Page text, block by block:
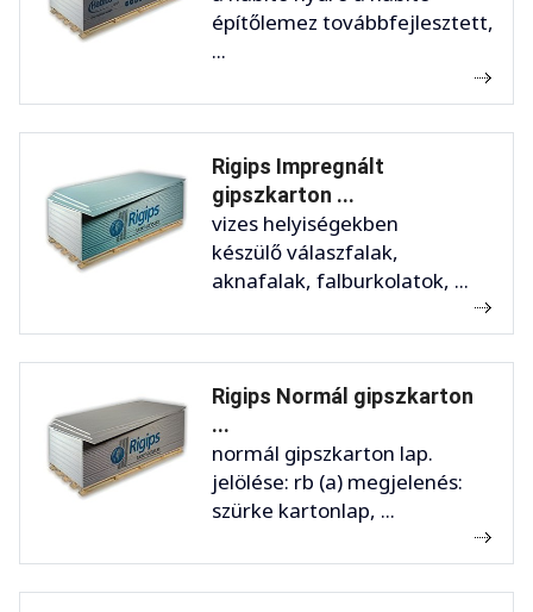
építőlemez továbbfejlesztett,
...
Rigips Impregnált
gipszkarton ...
vizes helyiségekben
készülő válaszfalak,
aknafalak, falburkolatok, ...
Rigips Normál gipszkarton
...
normál gipszkarton lap.
jelölése: rb (a) megjelenés:
szürke kartonlap, ...